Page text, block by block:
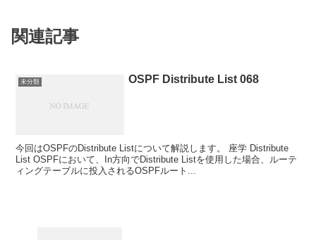
関連記事
未分類 OSPF Distribute List 068
今回はOSPFのDistribute Listについて解説します。 座学 Distribute
List OSPFにおいて、In方向でDistribute Listを使用した場合、ルーテ
ィングテーブルに投入されるOSPFルート...